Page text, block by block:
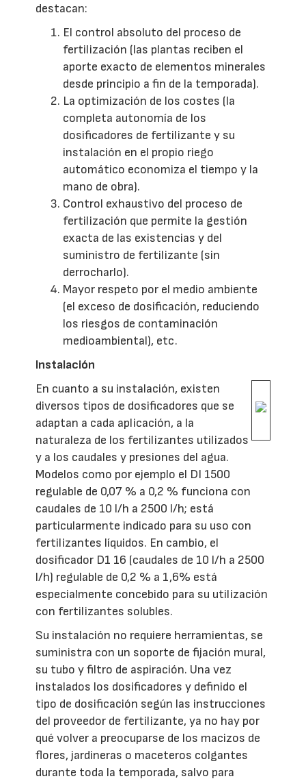
destacan:
El control absoluto del proceso de
fertilización (las plantas reciben el
aporte exacto de elementos minerales
desde principio a fin de la temporada).
La optimización de los costes (la
completa autonomía de los
dosificadores de fertilizante y su
instalación en el propio riego
automático economiza el tiempo y la
mano de obra).
Control exhaustivo del proceso de
fertilización que permite la gestión
exacta de las existencias y del
suministro de fertilizante (sin
derrocharlo).
Mayor respeto por el medio ambiente
(el exceso de dosificación, reduciendo
los riesgos de contaminación
medioambiental), etc.
Instalación
En cuanto a su instalación, existen
diversos tipos de dosificadores que se
adaptan a cada aplicación, a la
naturaleza de los fertilizantes utilizados
y a los caudales y presiones del agua.
Modelos como por ejemplo el DI 1500
regulable de 0,07 % a 0,2 % funciona con
caudales de 10 l/h a 2500 l/h; está
particularmente indicado para su uso con
fertilizantes líquidos. En cambio, el
dosificador D1 16 (caudales de 10 l/h a 2500
l/h) regulable de 0,2 % a 1,6% está
especialmente concebido para su utilización
con fertilizantes solubles.
Su instalación no requiere herramientas, se
suministra con un soporte de fijación mural,
su tubo y filtro de aspiración. Una vez
instalados los dosificadores y definido el
tipo de dosificación según las instrucciones
del proveedor de fertilizante, ya no hay por
qué volver a preocuparse de los macizos de
flores, jardineras o maceteros colgantes
durante toda la temporada, salvo para